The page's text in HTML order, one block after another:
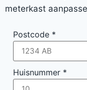
meterkast
Postcode *
Huisnummer *